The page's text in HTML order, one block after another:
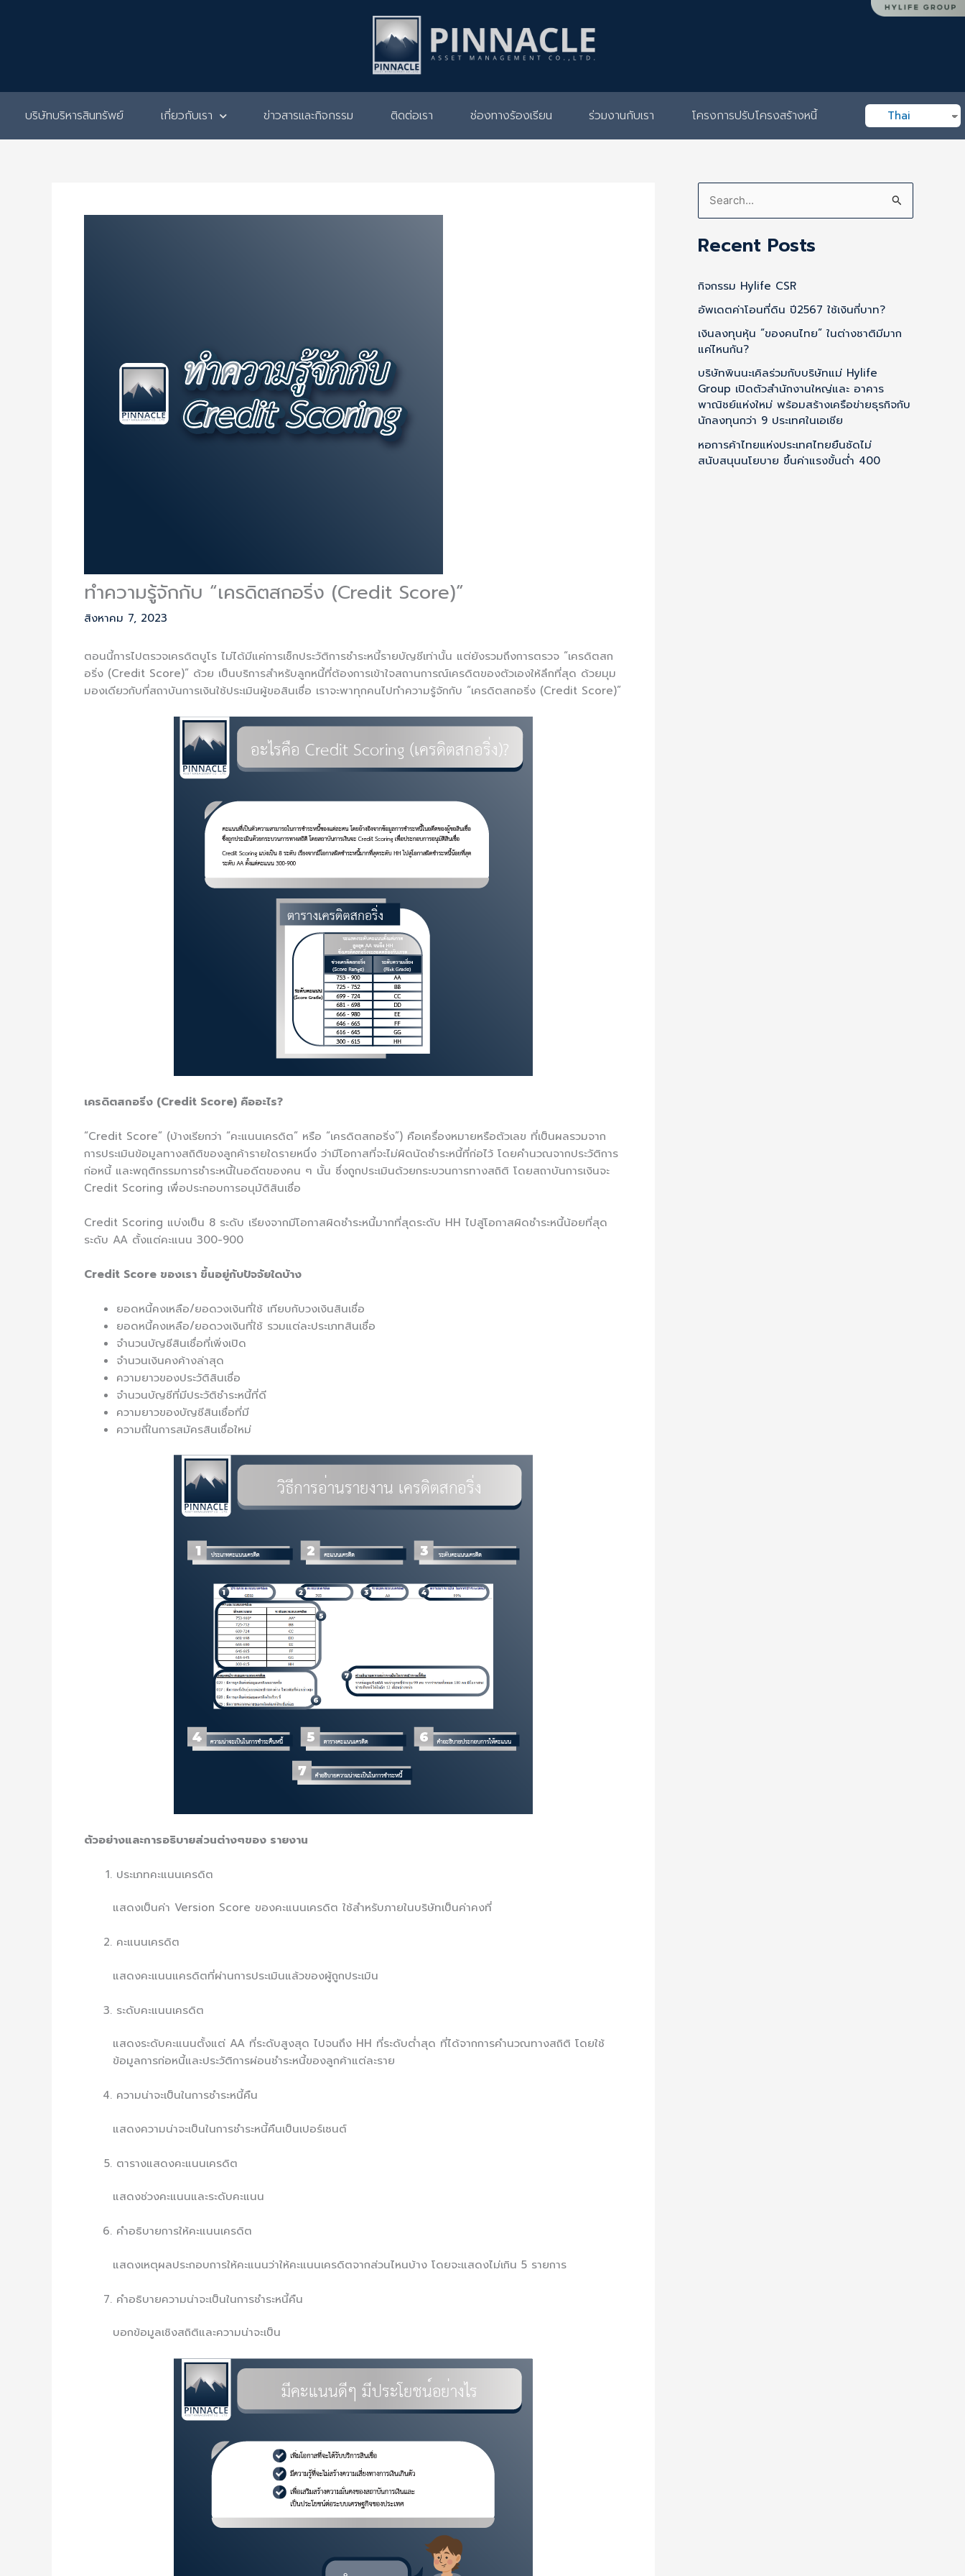
บริษัทบริหารสินทรัพย์ เกี่ยวกับเรา ข่าวสารและกิจกรรม ติดต่อเรา ช่องทางร้องเรียน ร่วมงานกับเรา โครงการปรับโครงสร้างหนี้ Thai
ทำความรู้จักกับ “เครดิตสกอริ่ง (Credit Score)”
สิงหาคม 7, 2023
ตอนนี้การไปตรวจเครดิตบูโร ไม่ได้มีแค่การเช็กประวัติการชำระหนี้รายบัญชีเท่านั้น แต่ยังรวมถึงการตรวจ “เครดิตสก
อริ่ง (Credit Score)” ด้วย เป็นบริการสำหรับลูกหนี้ที่ต้องการเข้าใจสถานการณ์เครดิตของตัวเองให้ลึกที่สุด ด้วยมุม
มองเดียวกับที่สถาบันการเงินใช้ประเมินผู้ขอสินเชื่อ เราจะพาทุกคนไปทำความรู้จักกับ “เครดิตสกอริ่ง (Credit Score)”
เครดิตสกอริ่ง (Credit Score) คืออะไร?
“Credit Score” (บ้างเรียกว่า “คะแนนเครดิต” หรือ “เครดิตสกอริ่ง”) คือเครื่องหมายหรือตัวเลข ที่เป็นผลรวมจาก
การประเมินข้อมูลทางสถิติของลูกค้ารายใดรายหนึ่ง ว่ามีโอกาสที่จะไม่ผิดนัดชำระหนี้ที่ก่อไว้ โดยคำนวณจากประวัติการ
ก่อหนี้ และพฤติกรรมการชำระหนี้ในอดีตของคน ๆ นั้น ซึ่งถูกประเมินด้วยกระบวนการทางสถิติ โดยสถาบันการเงินจะ
Credit Scoring เพื่อประกอบการอนุมัติสินเชื่อ
Credit Scoring แบ่งเป็น 8 ระดับ เรียงจากมีโอกาสผิดชำระหนี้มากที่สุดระดับ HH ไปสู่โอกาสผิดชำระหนี้น้อยที่สุด
ระดับ AA ตั้งแต่คะแนน 300-900
Credit Score ของเรา ขึ้นอยู่กับปัจจัยใดบ้าง
ยอดหนี้คงเหลือ/ยอดวงเงินที่ใช้ เทียบกับวงเงินสินเชื่อ
ยอดหนี้คงเหลือ/ยอดวงเงินที่ใช้ รวมแต่ละประเภทสินเชื่อ
จำนวนบัญชีสินเชื่อที่เพิ่งเปิด
จำนวนเงินคงค้างล่าสุด
ความยาวของประวัติสินเชื่อ
จำนวนบัญชีที่มีประวัติชำระหนี้ที่ดี
ความยาวของบัญชีสินเชื่อที่มี
ความถี่ในการสมัครสินเชื่อใหม่
ตัวอย่างและการอธิบายส่วนต่างๆของ รายงาน
ประเภทคะแนนเครดิต
แสดงเป็นค่า Version Score ของคะแนนเครดิต ใช้สำหรับภายในบริษัทเป็นค่าคงที่
คะแนนเครดิต
แสดงคะแนนแครดิตที่ผ่านการประเมินแล้วของผู้ถูกประเมิน
ระดับคะแนนเครดิต
แสดงระดับคะแนนตั้งแต่ AA ที่ระดับสูงสุด ไปจนถึง HH ที่ระดับต่ำสุด ที่ได้จากการคำนวณทางสถิติ โดยใช้
ข้อมูลการก่อหนี้และประวัติการผ่อนชำระหนี้ของลูกค้าแต่ละราย
ความน่าจะเป็นในการชำระหนี้คืน
แสดงความน่าจะเป็นในการชำระหนี้คืนเป็นเปอร์เซนต์
ตารางแสดงคะแนนเครดิต
แสดงช่วงคะแนนและระดับคะแนน
คำอธิบายการให้คะแนนเครดิต
แสดงเหตุผลประกอบการให้คะแนนว่าให้คะแนนเครดิตจากส่วนไหนบ้าง โดยจะแสดงไม่เกิน 5 รายการ
คำอธิบายความน่าจะเป็นในการชำระหนี้คืน
บอกข้อมูลเชิงสถิติและความน่าจะเป็น
a
c
h
f
o
r
Recent Posts
กิจกรรม Hylife CSR
อัพเดตค่าโอนที่ดิน ปี2567 ใช้เงินกี่บาท?
เงินลงทุนหุ้น “ของคนไทย” ในต่างชาติมีมาก
แค่ไหนกัน?
บริษัทพินนะเคิลร่วมกับบริษัทแม่ Hylife
Group เปิดตัวสำนักงานใหญ่และ อาคาร
พาณิชย์แห่งใหม่ พร้อมสร้างเครือข่ายธุรกิจกับ
นักลงทุนกว่า 9 ประเทศในเอเชีย
หอการค้าไทยแห่งประเทศไทยยืนชัดไม่
สนับสนุนนโยบาย ขึ้นค่าแรงขั้นต่ำ 400